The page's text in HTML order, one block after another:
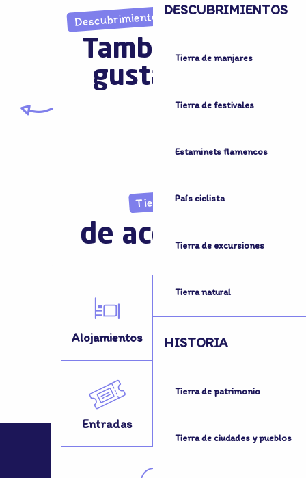
DESCUBRIMIENTOS
Tierra de manjares
Tierra de festivales
Estaminets flamencos
País ciclista
Tierra de excursiones
Tierra natural
HISTORIA
Tierra de patrimonio
Tierra de ciudades y pueblos
Descubrimientos inesperados
También le
gustará...
Tierra
de acogida
Alojamientos Actividades
Entradas